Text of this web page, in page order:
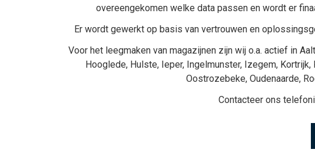
overeengekomen welke data passen en wordt er
Er wordt gewerkt op basis van vertrouwen en
Voor het leegmaken van magazijnen zijn wij o.a. actief in
Hooglede, Hulste, Ieper, Ingelmunster, Izegem, Kortrijk,
Oostrozebeke, Oudenaarde,
Contacteer ons